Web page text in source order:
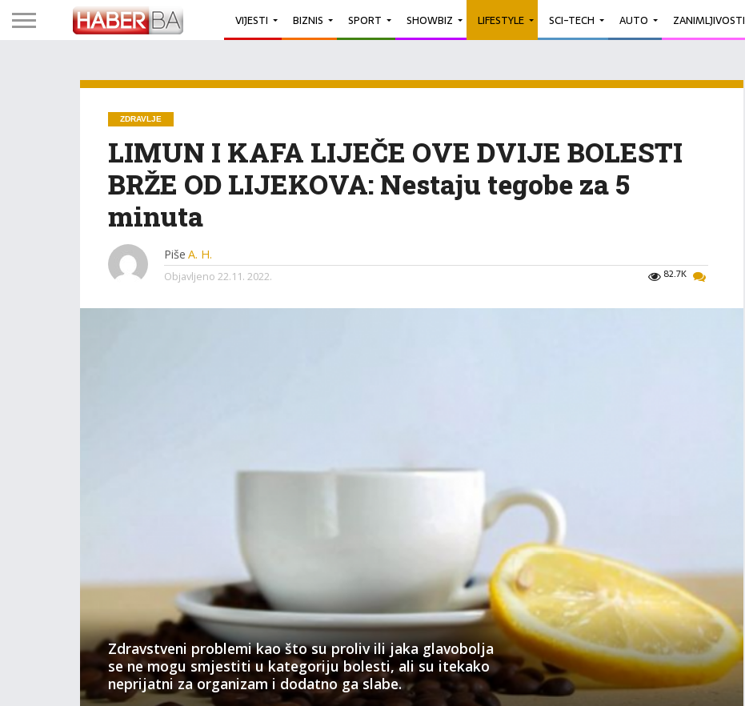
VIJESTI BIZNIS SPORT SHOWBIZ LIFESTYLE SCI-TECH AUTO ZANIMLJIVOSTI
ZDRAVLJE
LIMUN I KAFA LIJEČE OVE DVIJE BOLESTI
BRŽE OD LIJEKOVA: Nestaju tegobe za 5
minuta
Piše A. H.
82.7K
Objavljeno 22.11. 2022.
Zdravstveni problemi kao što su proliv ili jaka glavobolja
se ne mogu smjestiti u kategoriju bolesti, ali su itekako
neprijatni za organizam i dodatno ga slabe.